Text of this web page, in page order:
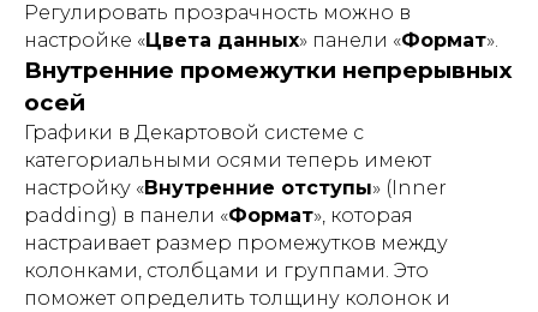
Регулировать прозрачность можно в
настройке «Цвета данных» панели «Формат».
Внутренние промежутки непрерывных
осей
Графики в Декартовой системе с
категориальными осями теперь имеют
настройку «Внутренние отступы» (Inner
padding) в панели «Формат», которая
настраивает размер промежутков между
колонками, столбцами и группами. Это
поможет определить толщину колонок и